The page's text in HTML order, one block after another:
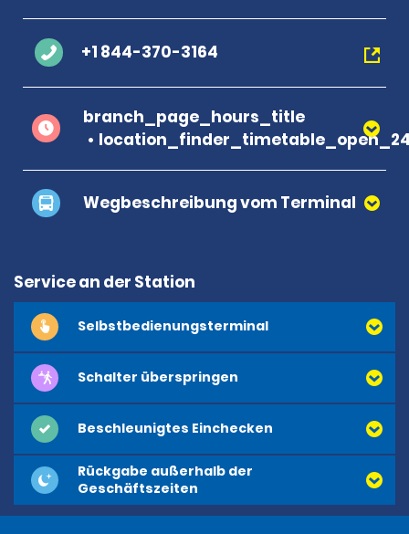
+1 844-370-3164
branch_page_hours_title
Wegbeschreibung vom Terminal
Service an der Station
Selbstbedienungsterminal
Schalter überspringen
Beschleunigtes Einchecken
Rückgabe außerhalb der
Geschäftszeiten